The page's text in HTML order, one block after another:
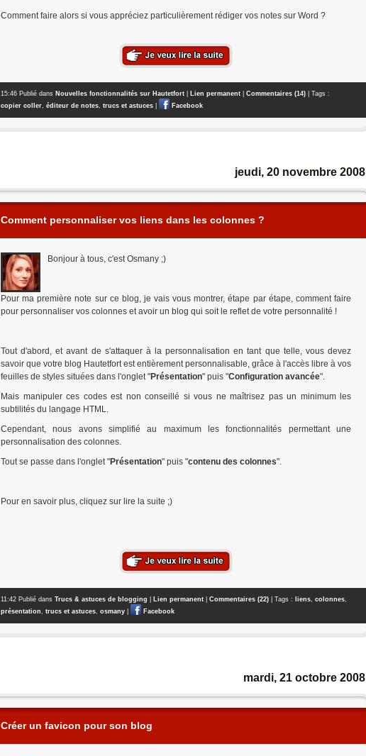
Comment faire alors si vous appréciez particulièrement rédiger vos notes sur Word ?
15:46 Publié dans Nouvelles fonctionnalités sur Hautetfort Lien permanent Commentaires (14) | Tags :
copier coller, éditeur de notes, trucs et astuces Facebook
jeudi, 20 novembre 2008
Comment personnaliser vos liens dans les colonnes ?
Bonjour à tous, c'est Osmany ;)
Pour ma première note sur ce blog, je vais vous montrer, étape par étape, comment faire
pour personnaliser vos colonnes et avoir un blog qui soit le reflet de votre personnalité !
Tout d'abord, et avant de s'attaquer à la personnalisation en tant que telle, vous devez
savoir que votre blog Hautetfort est entièrement personnalisable, grâce à l'accès libre à vos
feuilles de styles situées dans l'onglet "Présentation" puis "Configuration avancée".
Mais manipuler ces codes est non conseillé si vous ne maîtrisez pas un minimum les
subtilités du langage HTML.
Cependant, nous avons simplifié au maximum les fonctionnalités permettant une
personnalisation des colonnes.
Tout se passe dans l'onglet "Présentation" puis "contenu des colonnes".
Pour en savoir plus, cliquez sur lire la suite ;)
11:42 Publié dans Trucs & astuces de blogging Lien permanent Commentaires (22) | Tags : liens, colonnes,
présentation, trucs et astuces, osmany Facebook
mardi, 21 octobre 2008
Créer un favicon pour son blog